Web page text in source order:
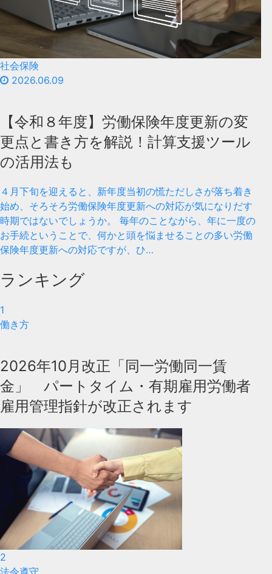
社会保険
2026.06.09
【令和８年度】労働保険年度更新の変
更点と書き方を解説！計算支援ツール
の活用法も
４月下旬を迎えると、新年度当初の慌ただしさが落ち着き
始め、そろそろ労働保険年度更新への対応が気になりだす
時期ではないでしょうか。 毎年のことながら、年に一度の
お手続ということで、何かと頭を悩ませることの多い労働
保険年度更新への対応ですが、ひ…
ランキング
1
働き方
2026年10月改正「同一労働同一賃
金」 パートタイム・有期雇用労働者
雇用管理指針が改正されます
2